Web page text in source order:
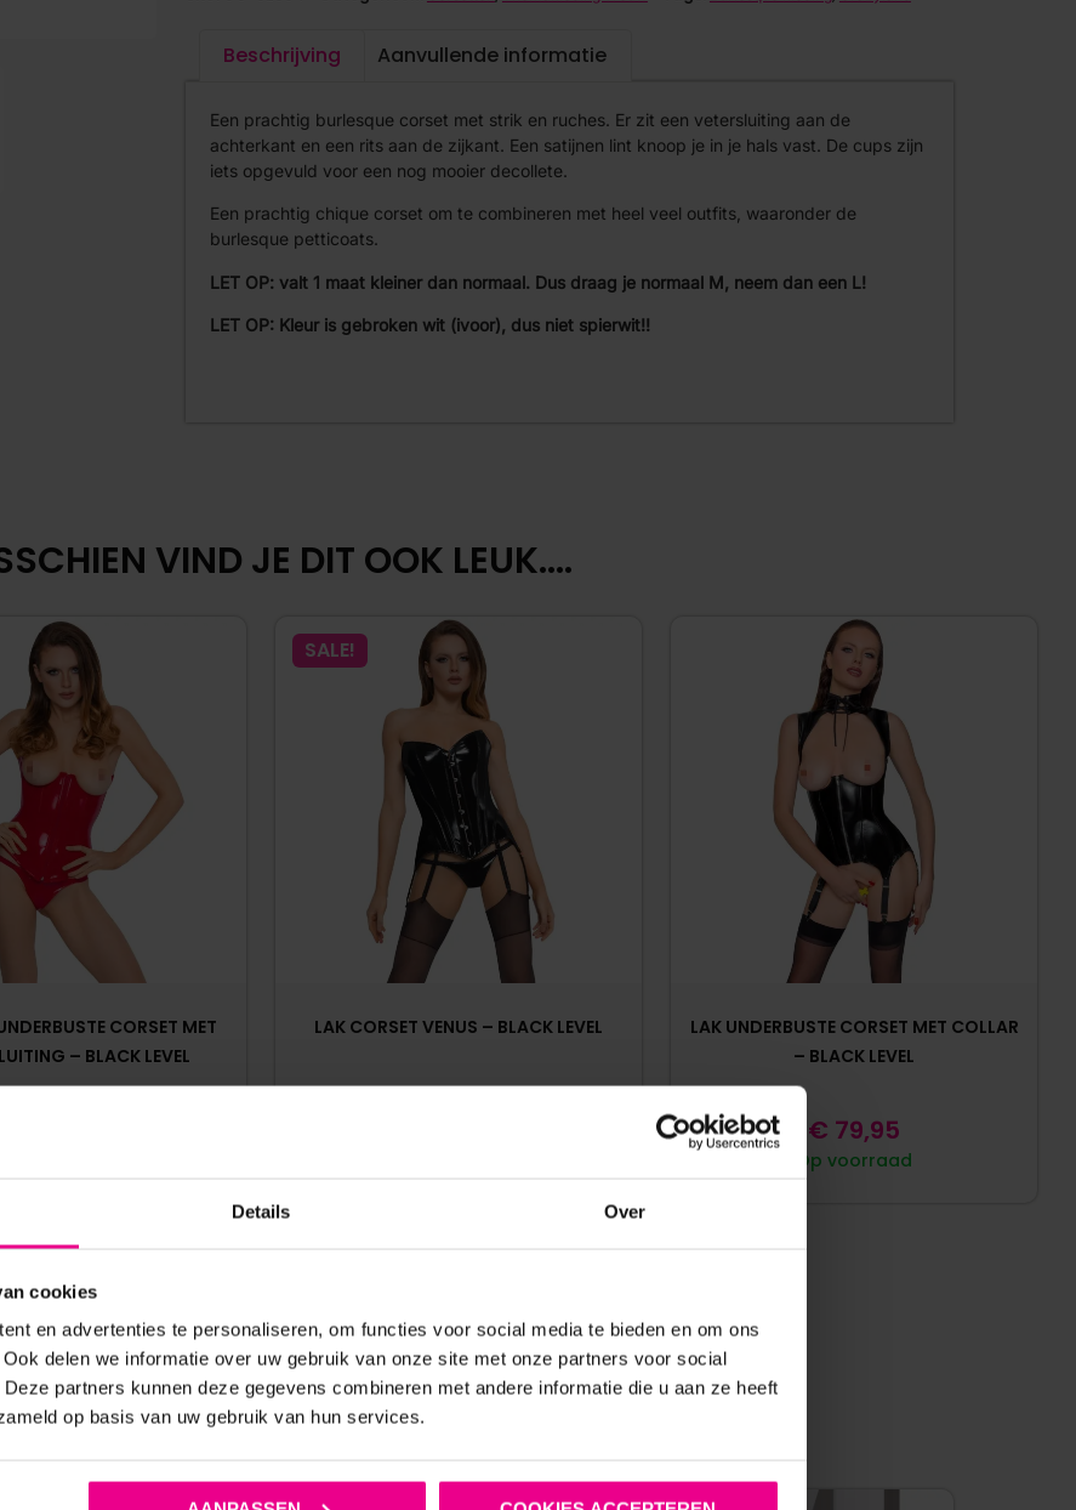
Details Over
cookies
en advertenties te personaliseren, om functies voor social media te bieden en om ons
delen we informatie over uw gebruik van onze site met onze partners voor social
partners kunnen deze gegevens combineren met andere informatie die u aan ze heeft
op basis van uw gebruik van hun services.
Beschrijving Aanvullende informatie
Een prachtig burlesque corset met strik en ruches. Er zit een vetersluiting aan de
achterkant en een rits aan de zijkant. Een satijnen lint knoop je in je hals vast. De cups zijn
iets opgevuld voor een nog mooier decollete.
Een prachtig chique corset om te combineren met heel veel outfits, waaronder de
burlesque petticoats.
LET OP: valt 1 maat kleiner dan normaal. Dus draag je normaal M, neem dan een L!
LET OP: Kleur is gebroken wit (ivoor), dus niet spierwit!!
VIND JE DIT OOK LEUK....
CORSET MET
– BLACK LEVEL
SALE!
LAK CORSET VENUS – BLACK LEVEL
LAK UNDERBUSTE CORSET MET COLLAR
– BLACK LEVEL
Op voorraad
€ 79,95
MENSEN BEKEKEN OOK: